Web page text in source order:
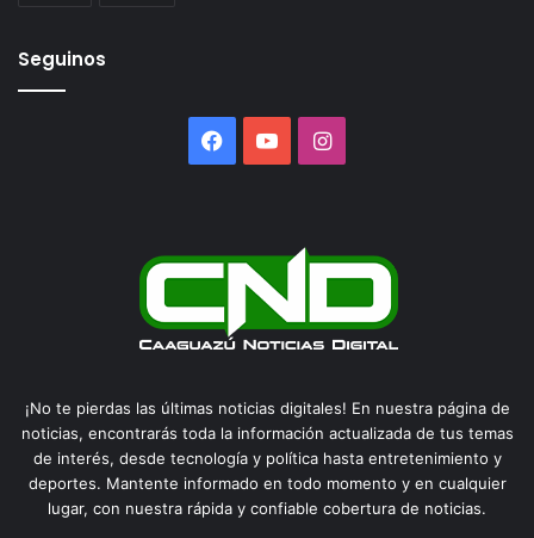
Seguinos
Facebook
YouTubeInstagram
¡No te pierdas las últimas noticias digitales! En nuestra página de
noticias, encontrarás toda la información actualizada de tus temas
de interés, desde tecnología y política hasta entretenimiento y
deportes. Mantente informado en todo momento y en cualquier
lugar, con nuestra rápida y confiable cobertura de noticias.